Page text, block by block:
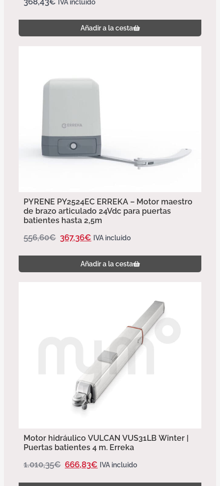
IVA incluido
Añadir a la cesta
PYRENE PY2524EC ERREKA – Motor maestro
de brazo articulado 24Vdc para puertas
batientes hasta 2,5m
556,60€ 367,36€ IVA incluido
Añadir a la cesta
Motor hidráulico VULCAN VUS31LB Winter |
Puertas batientes 4 m. Erreka
1.010,35€ 666,83€ IVA incluido